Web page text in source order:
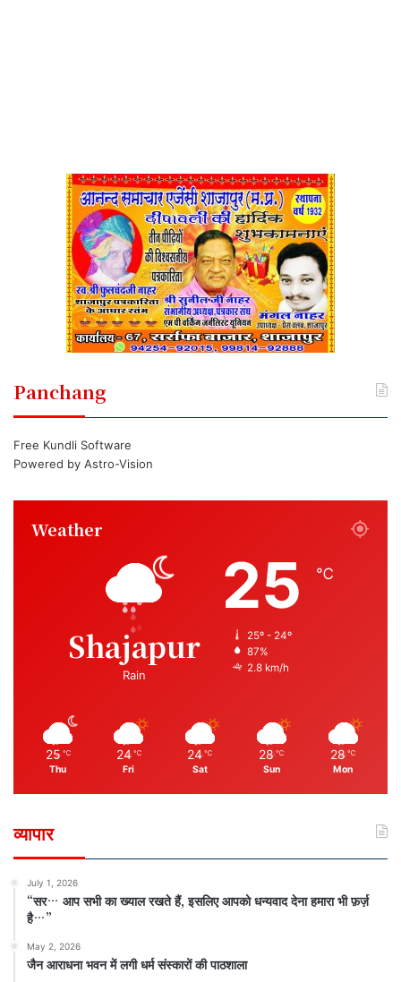
Panchang
Free Kundli Software
Powered by Astro-Vision
Weather
Shajapur
Rain
25 ℃
25º - 24º
87%
2.8 km/h
25 ℃
Thu
24 ℃
Fri
24 ℃
Sat
28 ℃
Sun
28 ℃
Mon
व्यापार
July 1, 2026
“सर… आप सभी का ख्याल रखते हैं, इसलिए आपको धन्यवाद देना हमारा भी फ़र्ज़
है…”
May 2, 2026
जैन आराधना भवन में लगी धर्म संस्कारों की पाठशाला